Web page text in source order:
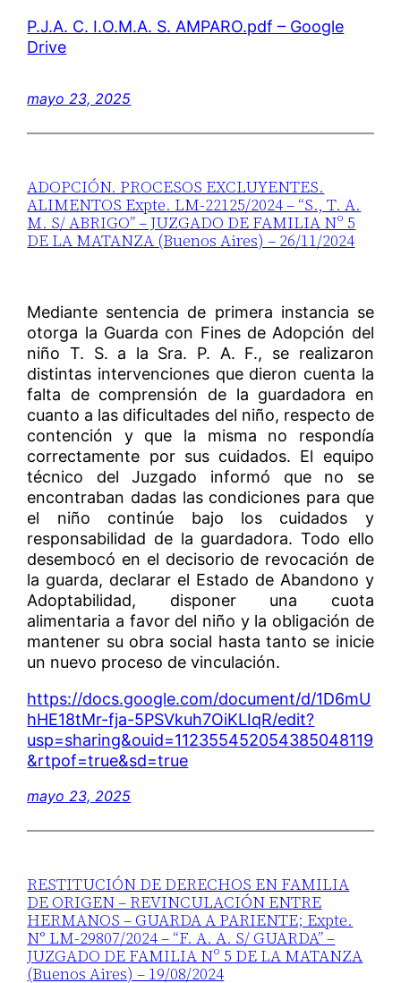
P.J.A. C. I.O.M.A. S. AMPARO.pdf – Google
Drive
mayo 23, 2025
ADOPCIÓN. PROCESOS EXCLUYENTES.
ALIMENTOS Expte. LM-22125/2024 – “S., T. A.
M. S/ ABRIGO” – JUZGADO DE FAMILIA Nº 5
DE LA MATANZA (Buenos Aires) – 26/11/2024
Mediante sentencia de primera instancia se
otorga la Guarda con Fines de Adopción del
niño T. S. a la Sra. P. A. F., se realizaron
distintas intervenciones que dieron cuenta la
falta de comprensión de la guardadora en
cuanto a las dificultades del niño, respecto de
contención y que la misma no respondía
correctamente por sus cuidados. El equipo
técnico del Juzgado informó que no se
encontraban dadas las condiciones para que
el niño continúe bajo los cuidados y
responsabilidad de la guardadora. Todo ello
desembocó en el decisorio de revocación de
la guarda, declarar el Estado de Abandono y
Adoptabilidad, disponer una cuota
alimentaria a favor del niño y la obligación de
mantener su obra social hasta tanto se inicie
un nuevo proceso de vinculación.
https://docs.google.com/document/d/1D6mU
hHE18tMr-fja-5PSVkuh7OiKLIqR/edit?
usp=sharing&ouid=112355452054385048119
&rtpof=true&sd=true
mayo 23, 2025
RESTITUCIÓN DE DERECHOS EN FAMILIA
DE ORIGEN – REVINCULACIÓN ENTRE
HERMANOS – GUARDA A PARIENTE; Expte.
N° LM-29807/2024 – “F. A. A. S/ GUARDA” –
JUZGADO DE FAMILIA Nº 5 DE LA MATANZA
(Buenos Aires) – 19/08/2024